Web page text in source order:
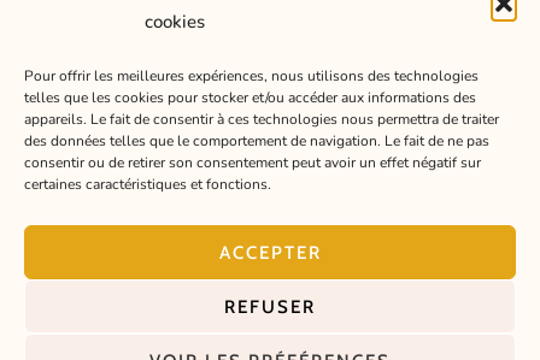
cookies
Pour offrir les meilleures expériences, nous utilisons des technologies
telles que les cookies pour stocker et/ou accéder aux informations des
appareils. Le fait de consentir à ces technologies nous permettra de traiter
des données telles que le comportement de navigation. Le fait de ne pas
consentir ou de retirer son consentement peut avoir un effet négatif sur
certaines caractéristiques et fonctions.
ACCEPTER
REFUSER
PORTFOLIO
PRESTATIONS
© Lisa Léger –
Illustratrice
2026
BOUTIQUE
COURRIER DE
CONSEILS EN